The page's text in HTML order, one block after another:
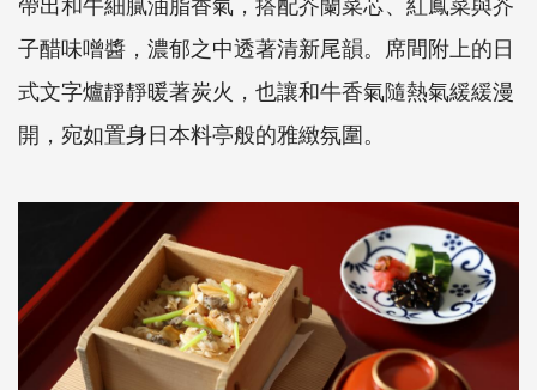
子醋味噌醬，濃郁之中透著清新尾韻。席間附上的日
式文字爐靜靜暖著炭火，也讓和牛香氣隨熱氣緩緩漫
開，宛如置身日本料亭般的雅緻氛圍。